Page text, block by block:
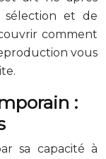
sélection et de
comment
vous
:
sa capacité à